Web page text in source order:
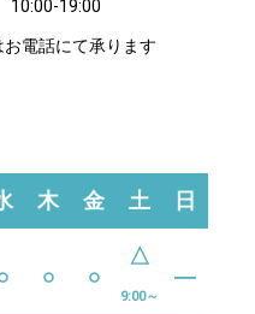
10:00-19:00
電話にて承ります
木 金 土 日
○ ○
△
9:00～
―